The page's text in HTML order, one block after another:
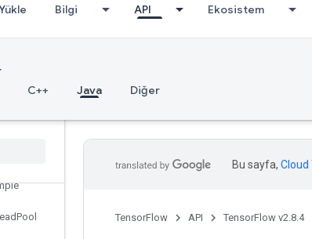
Bilgi API Ekosistem
C++ Java Diğer
Pool
Bu sayfa, Cloud
TensorFlow API TensorFlow v2.8.4